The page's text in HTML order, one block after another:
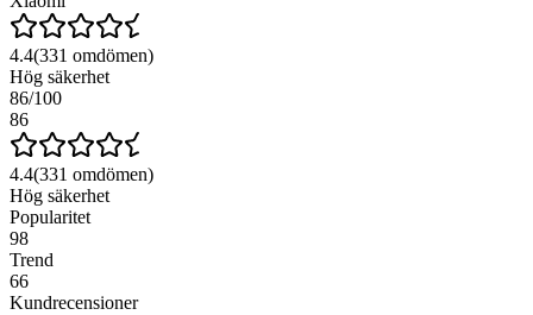
4.4(331 omdömen)
Hög säkerhet
86/100
86
4.4(331 omdömen)
Hög säkerhet
Popularitet
98
Trend
66
Kundrecensioner